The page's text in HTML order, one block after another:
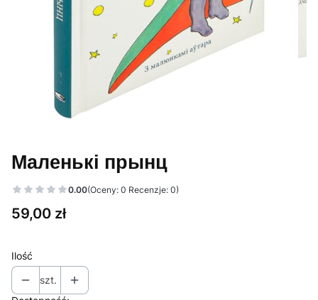
Маленькі прынц
0.00(Oceny: 0 Recenzje: 0)
Cena
59,00 zł
Ilość
szt.